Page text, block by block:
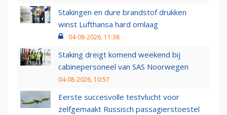
Stakingen en dure brandstof drukken
winst Lufthansa hard omlaag
04-08-2026, 11:38
Staking dreigt komend weekend bij
cabinepersoneel van SAS Noorwegen
04-08-2026, 10:57
Eerste succesvolle testvlucht voor
zelfgemaakt Russisch passagierstoestel